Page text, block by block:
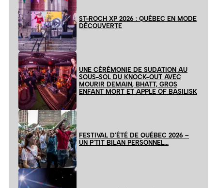
ST-ROCH XP 2026 : QUÉBEC EN MODE
DÉCOUVERTE
UNE CÉRÉMONIE DE SUDATION AU
SOUS-SOL DU KNOCK-OUT AVEC
MOURIR DEMAIN, BHATT, GROS
ENFANT MORT ET APPLE OF BASILISK
FESTIVAL D’ÉTÉ DE QUÉBEC 2026 –
UN P’TIT BILAN PERSONNEL…